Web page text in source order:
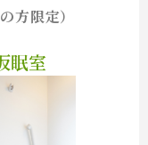
方限定）
眠室